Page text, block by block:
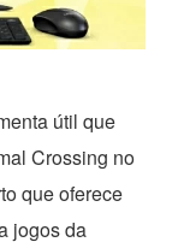
útil que
Crossing no
que oferece
jogos da